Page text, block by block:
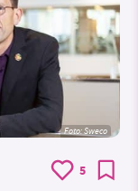
Foto: Sweco
5